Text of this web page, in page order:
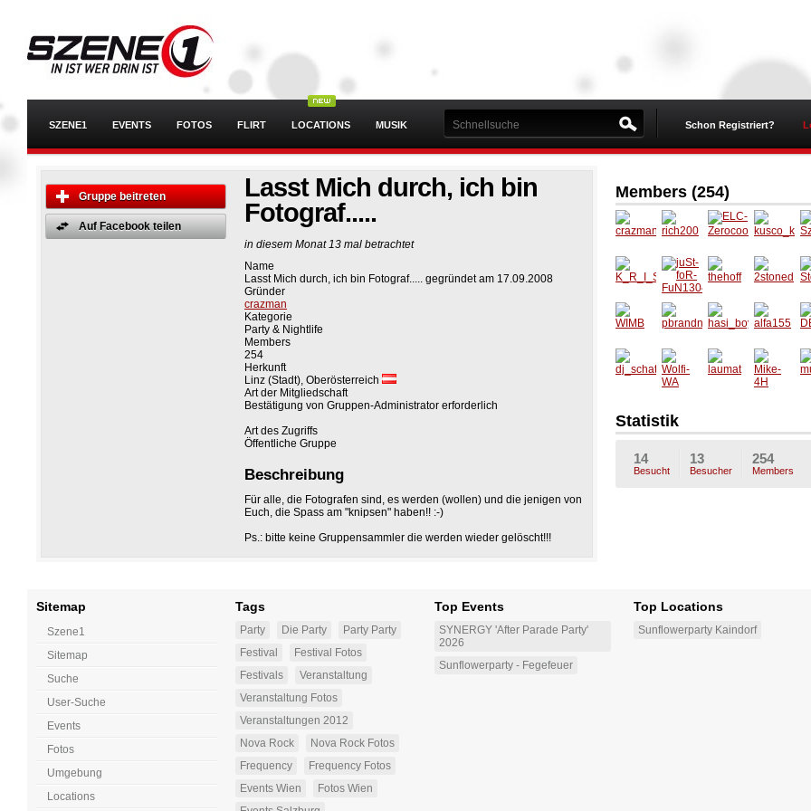
SZENE1 EVENTS FOTOS FLIRT LOCATIONS MUSIK Schon Registriert?
Gruppe beitreten
Auf Facebook teilen
Lasst Mich durch, ich bin
Fotograf.....
in diesem Monat 13 mal betrachtet
Name
Lasst Mich durch, ich bin Fotograf..... gegründet am 17.09.2008
Gründer
crazman
Kategorie
Party & Nightlife
Members
254
Herkunft
Linz (Stadt), Oberösterreich
Art der Mitgliedschaft
Bestätigung von Gruppen-Administrator erforderlich
Art des Zugriffs
Öffentliche Gruppe
Beschreibung
Für alle, die Fotografen sind, es werden (wollen) und die jenigen von
Euch, die Spass am "knipsen" haben!! :-)
Ps.: bitte keine Gruppensammler die werden wieder gelöscht!!!
Members (254)
crazma
n
rich200
ELC-
Zeroco
ol_0C
kusco_
k
K_R_I_
S_S_I
juSt-
foR-
FuN130
thehoff
2stone
d
WIMB
pbrand
ner
hasi_bo
y
alfa155
5
Statistik
14
Besucht
13
Besucher
254
Members
Sitemap
Szene1
Sitemap
Suche
User-Suche
Events
Fotos
Umgebung
Locations
Tags
Party Die Party
Party Party
Festival
Festival Fotos
Festivals
Veranstaltung
Veranstaltung Fotos
Veranstaltungen 2012
Nova Rock
Nova Rock Fotos
Frequency
Frequency Fotos
Events Wien
Fotos Wien
Top Events
SYNERGY 'After Parade Party'
2026
Sunflowerparty - Fegefeuer
Top Locations
Sunflowerparty Kaindorf